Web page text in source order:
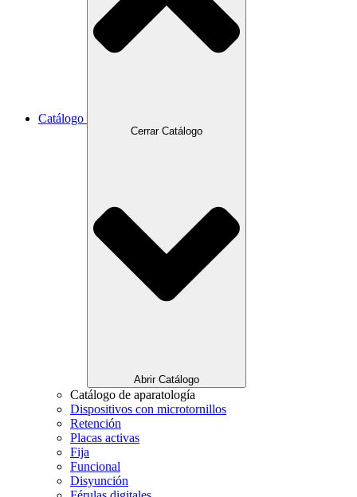
Catálogo
Cerrar Catálogo
Abrir Catálogo
Catálogo de aparatología
Dispositivos con microtornillos
Retención
Placas activas
Fija
Funcional
Disyunción